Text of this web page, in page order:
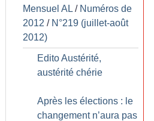
Mensuel AL / Numéros de
2012 / N°219 (juillet-août
2012)
Edito Austérité,
austérité chérie
Après les élections : le
changement n’aura pas